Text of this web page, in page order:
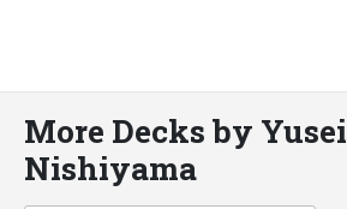
More Decks by Yusei
Nishiyama